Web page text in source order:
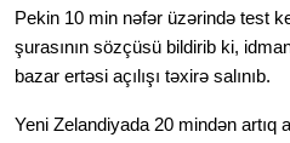
Pekin 10 min nəfər üzərində test
şurasının sözçüsü bildirib ki,
bazar ertəsi açılışı təxirə salınıb.
Yeni Zelandiyada 20 mindən artıq